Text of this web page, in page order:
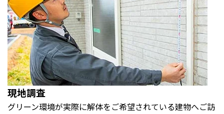
現地調査
グリーン環境が実際に解体をご希望されている建物へご訪